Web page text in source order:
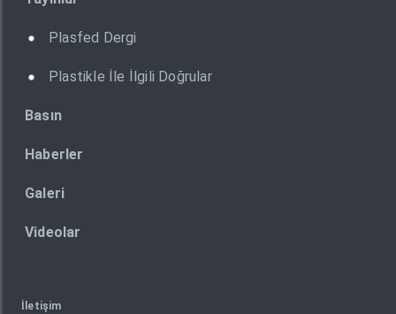
Plasfed Dergi
Plastikle İle İlgili Doğrular
Basın
Haberler
Galeri
Videolar
İletişim